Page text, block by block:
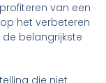
van een
het verbeteren
de belangrijkste